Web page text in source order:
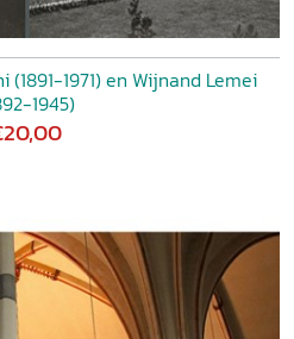
1971) en Wijnand Lemei
1945)